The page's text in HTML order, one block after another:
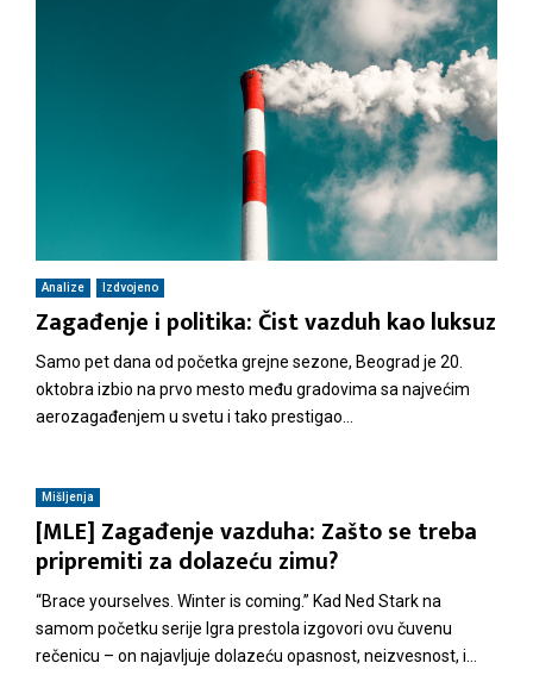
Analize Izdvojeno
Zagađenje i politika: Čist vazduh kao luksuz
Samo pet dana od početka grejne sezone, Beograd je 20.
oktobra izbio na prvo mesto među gradovima sa najvećim
aerozagađenjem u svetu i tako prestigao...
Mišljenja
[MLE] Zagađenje vazduha: Zašto se treba
pripremiti za dolazeću zimu?
“Brace yourselves. Winter is coming.” Kad Ned Stark na
samom početku serije Igra prestola izgovori ovu čuvenu
rečenicu – on najavljuje dolazeću opasnost, neizvesnost, i...